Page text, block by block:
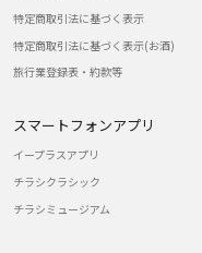
特定商取引法に基づく表示
特定商取引法に基づく表示(お酒)
旅行業登録表・約款等
スマートフォンアプリ
イープラスアプリ
チラシクラシック
チラシミュージアム